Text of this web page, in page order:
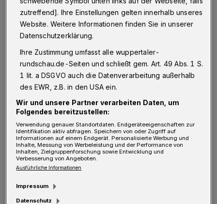
"Bislang kommen Lastenräder nur in Nischen
zum Einsatz — beispielsweise bei
Kurierdiensten oder Essenslieferungen",
erklärt Projektleiter Prof. Dr.-Ing. Bert
Leerkamp vom Lehr- und Forschungsgebiet
Güterverkehrsplanung und Transportlogistik.
"Wir wollen mittelständischen
Stückgutspeditionen den Einsatz der Räder
in Städten reduzieren, die verkehrliche
Erreichbarkeit von Innenstädten verbessern
und den stationären Einzelhandel stärken."
In einem ersten Schritt wollen die
zutreffend]. Ihre Einstellungen gelten innerhalb unseres
Website. Weitere Informationen finden Sie in unserer
Datenschutzerklärung.
Ihre Zustimmung umfasst alle wuppertaler-
rundschau.de-Seiten und schließt gem. Art. 49 Abs. 1 S.
1 lit. a DSGVO auch die Datenverarbeitung außerhalb
des EWR, z.B. in den USA ein.
Wir und unsere Partner verarbeiten Daten, um
Folgendes bereitzustellen:
Verwendung genauer Standortdaten. Endgeräteeigenschaften zur
Identifikation aktiv abfragen. Speichern von oder Zugriff auf
Informationen auf einem Endgerät. Personalisierte Werbung und
Inhalte, Messung von Werbeleistung und der Performance von
Inhalten, Zielgruppenforschung sowie Entwicklung und
Verbesserung von Angeboten.
Ausführliche Informationen
Impressum
Datenschutz